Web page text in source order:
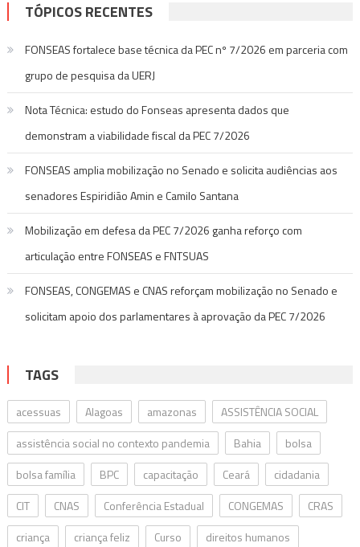
TÓPICOS RECENTES
FONSEAS fortalece base técnica da PEC nº 7/2026 em parceria com
grupo de pesquisa da UERJ
Nota Técnica: estudo do Fonseas apresenta dados que
demonstram a viabilidade fiscal da PEC 7/2026
FONSEAS amplia mobilização no Senado e solicita audiências aos
senadores Espiridião Amin e Camilo Santana
Mobilização em defesa da PEC 7/2026 ganha reforço com
articulação entre FONSEAS e FNTSUAS
FONSEAS, CONGEMAS e CNAS reforçam mobilização no Senado e
solicitam apoio dos parlamentares à aprovação da PEC 7/2026
TAGS
acessuas Alagoas amazonas
ASSISTÊNCIA SOCIAL
assistência social no contexto pandemia
Bahia
bolsa
bolsa família
BPC capacitação Ceará
cidadania
CIT
CNAS Conferência Estadual CONGEMAS
CRAS
criança
criança feliz Curso
direitos humanos